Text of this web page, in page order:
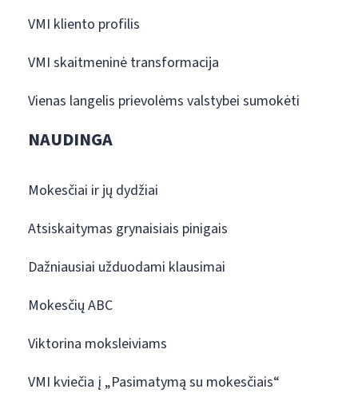
VMI kliento profilis
VMI skaitmeninė transformacija
Vienas langelis prievolėms valstybei sumokėti
NAUDINGA
Mokesčiai ir jų dydžiai
Atsiskaitymas grynaisiais pinigais
Dažniausiai užduodami klausimai
Mokesčių ABC
Viktorina moksleiviams
VMI kviečia į „Pasimatymą su mokesčiais“